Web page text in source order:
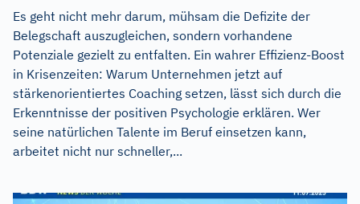
Es geht nicht mehr darum, mühsam die Defizite der
Belegschaft auszugleichen, sondern vorhandene
Potenziale gezielt zu entfalten. Ein wahrer Effizienz-Boost
in Krisenzeiten: Warum Unternehmen jetzt auf
stärkenorientiertes Coaching setzen, lässt sich durch die
Erkenntnisse der positiven Psychologie erklären. Wer
seine natürlichen Talente im Beruf einsetzen kann,
arbeitet nicht nur schneller,...